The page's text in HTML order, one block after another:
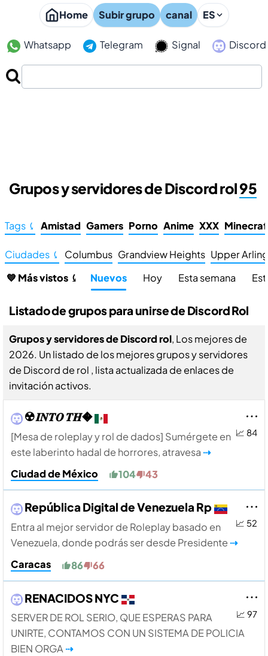
Home Subir grupo canal ES
Whatsapp Telegram Signal Discord
Grupos y servidores de Discord rol95
Tags ⤹ Amistad Gamers Porno Anime XXX
Ciudades ⤹ Columbus Grandview Heights Upper
💙 Más vistos ⤹
Nuevos Hoy Esta semana
Listado de grupos para unirse de Discord Rol
Grupos y servidores de Discord rol, Los mejores de
2026. Un listado de los mejores grupos y servidores
de Discord de rol , lista actualizada de enlaces de
invitación activos.
📈 84
☢️ 𝑰𝑵𝑻𝑶 𝑻𝑯�
[Mesa de roleplay y rol de dados] Sumérgete en
este laberinto hadal de horrores, atravesa ⇢
Ciudad de México
104 43
📈 52
República Digital de Venezuela Rp
Entra al mejor servidor de Roleplay basado en
Venezuela, donde podrás ser desde Presidente ⇢
Caracas
86 66
📈 97
RENACIDOS NYC
SERVER DE ROL SERIO, QUE ESPERAS PARA
UNIRTE, CONTAMOS CON UN SISTEMA DE POLICIA
BIEN ORGA⇢